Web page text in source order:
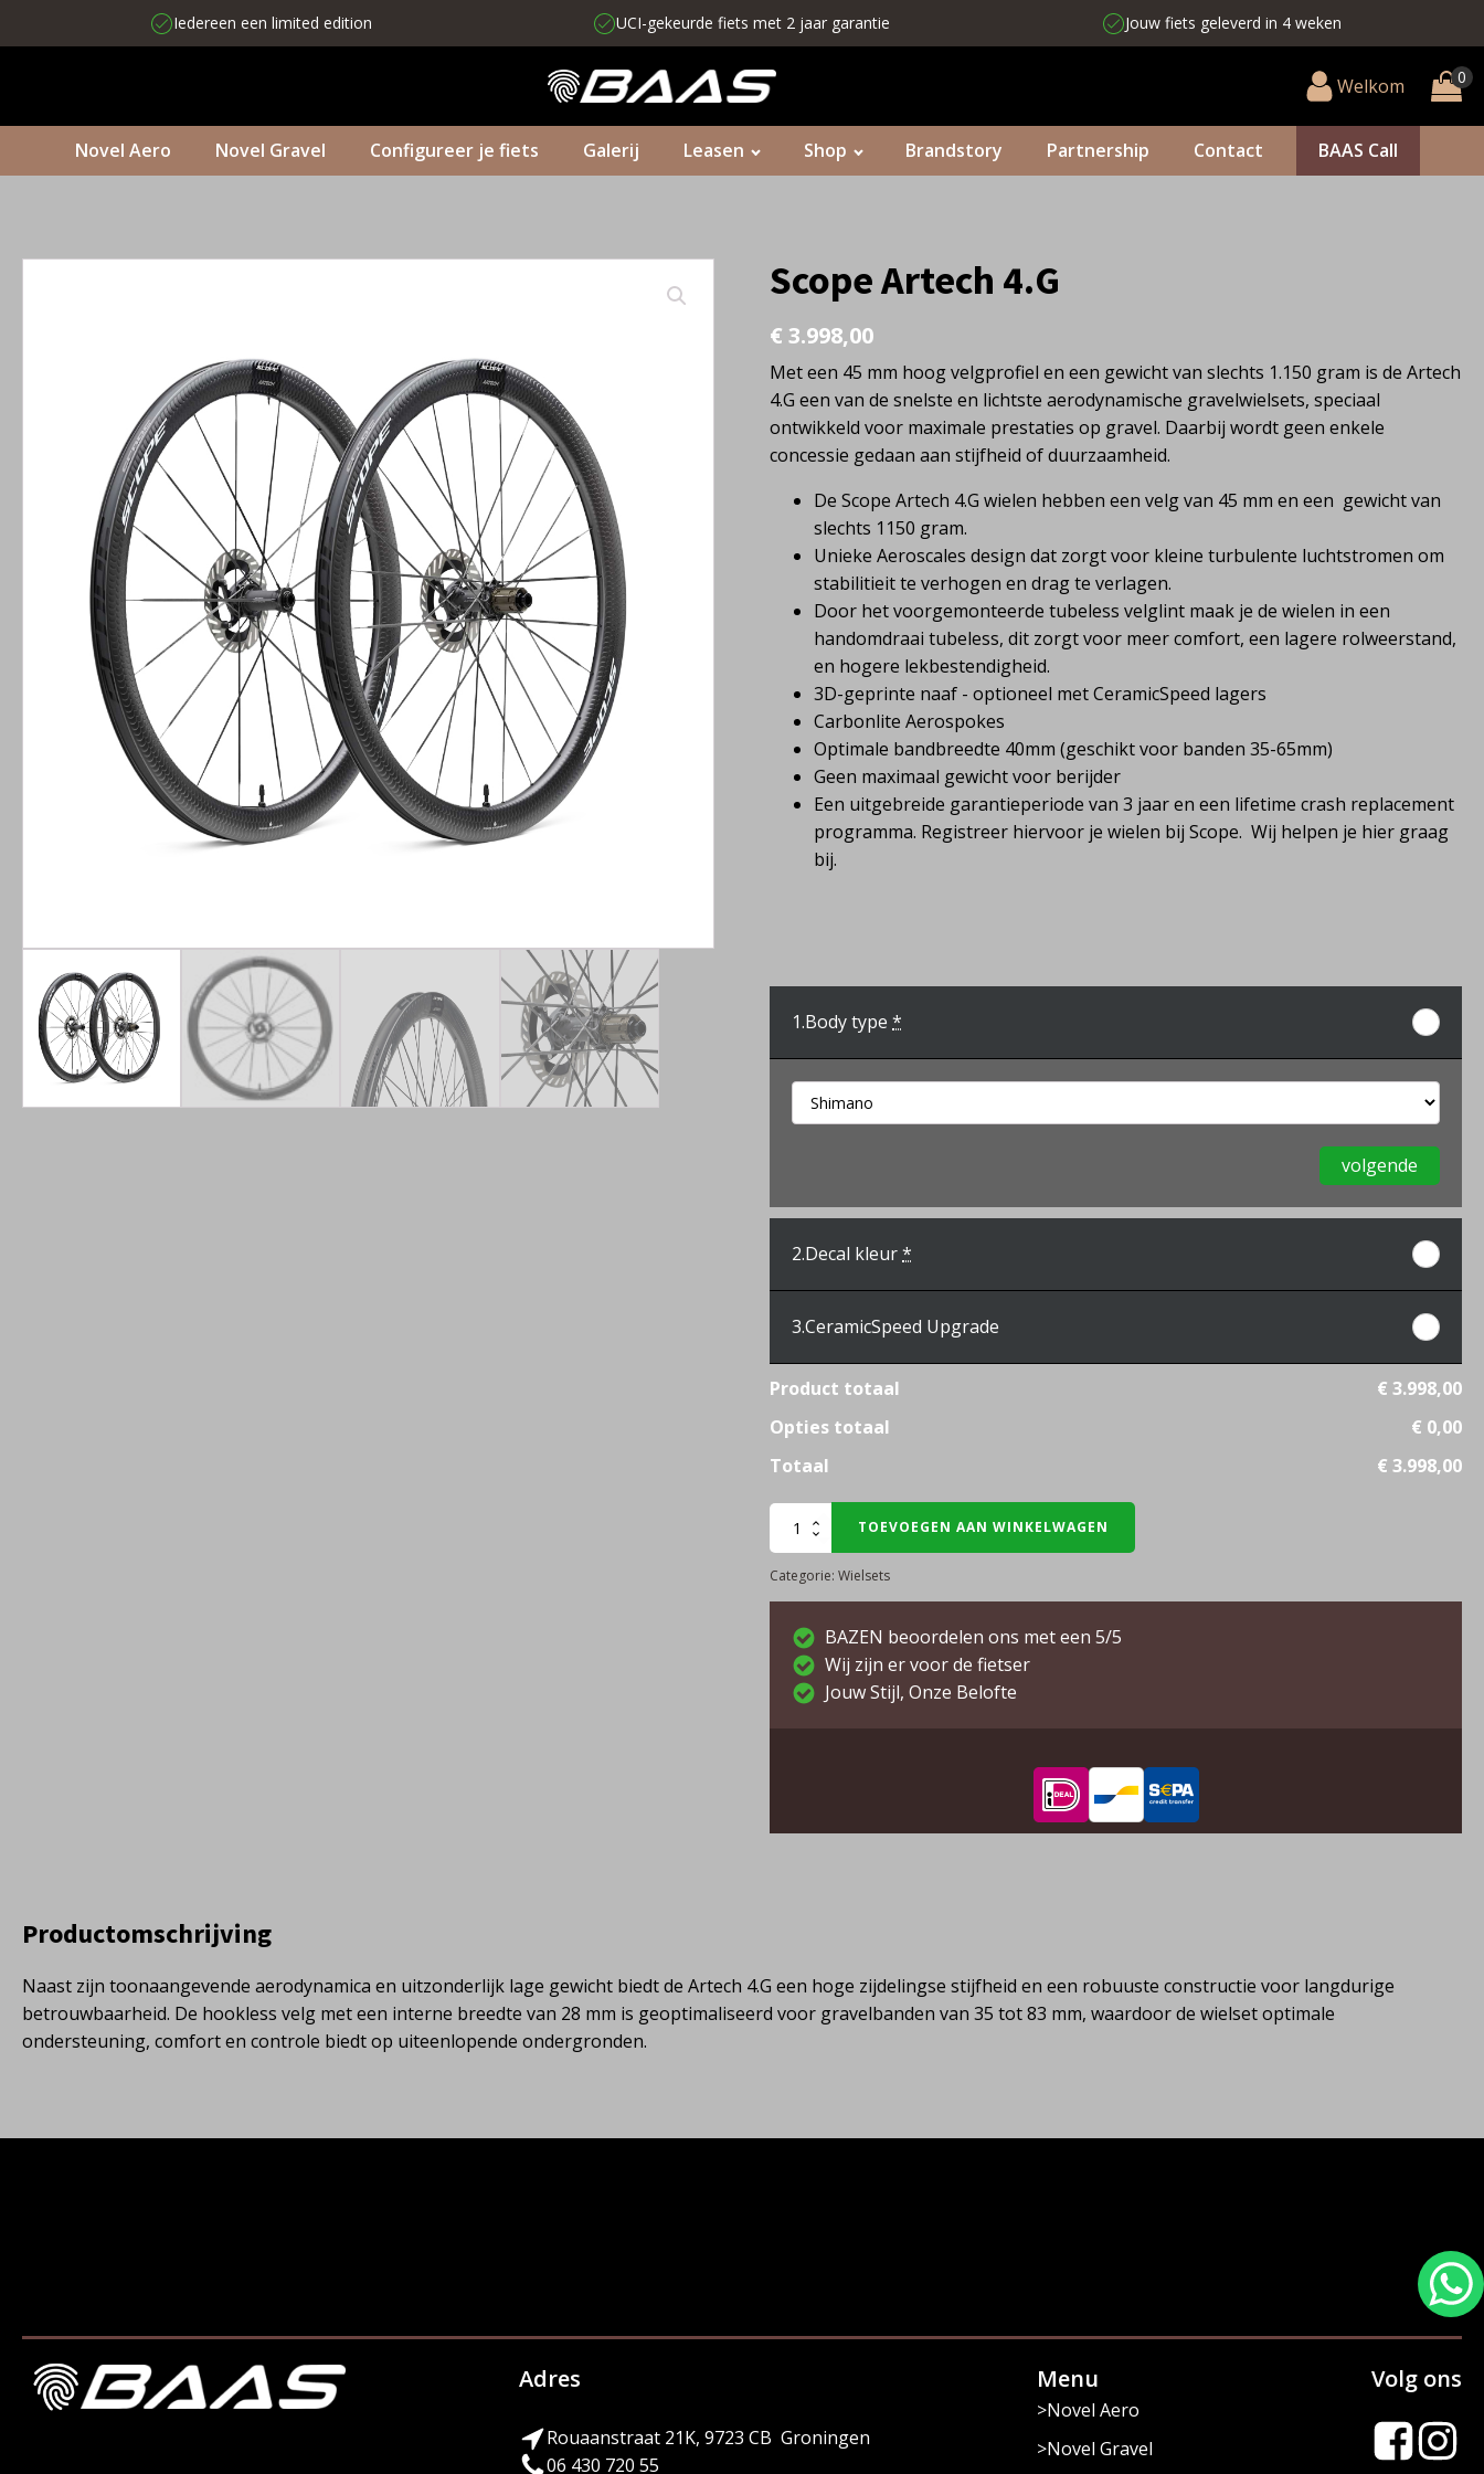
Iedereen een limited edition UCI-gekeurde fiets met 2 jaar garantie Jouw fiets geleverd in 4 weken
Welkom
Novel Aero Novel Gravel Configureer je fiets Galerij Leasen Shop Brandstory Partnership Contact BAAS Call
Scope Artech 4.G
€ 3.998,00
Met een 45 mm hoog velgprofiel en een gewicht van slechts 1.150 gram is de Artech
4.G een van de snelste en lichtste aerodynamische gravelwielsets, speciaal
ontwikkeld voor maximale prestaties op gravel. Daarbij wordt geen enkele
concessie gedaan aan stijfheid of duurzaamheid.
De Scope Artech 4.G wielen hebben een velg van 45 mm en een gewicht van
slechts 1150 gram.
Unieke Aeroscales design dat zorgt voor kleine turbulente luchtstromen om
stabilitieit te verhogen en drag te verlagen.
Door het voorgemonteerde tubeless velglint maak je de wielen in een
handomdraai tubeless, dit zorgt voor meer comfort, een lagere rolweerstand,
en hogere lekbestendigheid.
3D-geprinte naaf - optioneel met CeramicSpeed lagers
Carbonlite Aerospokes
Optimale bandbreedte 40mm (geschikt voor banden 35-65mm)
Geen maximaal gewicht voor berijder
Een uitgebreide garantieperiode van 3 jaar en een lifetime crash replacement
programma. Registreer hiervoor je wielen bij Scope. Wij helpen je hier graag
bij.
1.Body type *
volgende
2.Decal kleur*
3.CeramicSpeed Upgrade
Product totaal
€ 3.998,00
Opties totaal
€ 0,00
Totaal
€ 3.998,00
Scope
Artech
4.G
aantal
TOEVOEGEN AAN WINKELWAGEN
Categorie: Wielsets
BAZEN beoordelen ons met een 5/5
Wij zijn er voor de fietser
Jouw Stijl, Onze Belofte
Productomschrijving
Naast zijn toonaangevende aerodynamica en uitzonderlijk lage gewicht biedt de Artech 4.G een hoge zijdelingse stijfheid en een robuuste constructie voor langdurige
betrouwbaarheid. De hookless velg met een interne breedte van 28 mm is geoptimaliseerd voor gravelbanden van 35 tot 83 mm, waardoor de wielset optimale
ondersteuning, comfort en controle biedt op uiteenlopende ondergronden.
Adres
Rouaanstraat 21K, 9723 CB Groningen
06 430 720 55
Menu
Novel Aero
Novel Gravel
Volg ons